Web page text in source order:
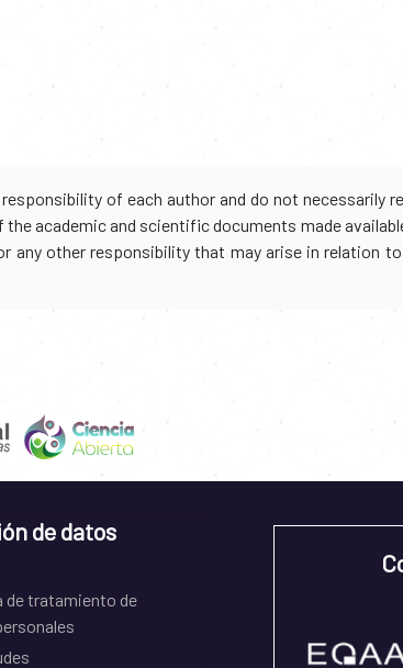
of each author and do not necessarily
academic and scientific documents made
any other responsibility that may arise in relation
de datos
de tratamiento de